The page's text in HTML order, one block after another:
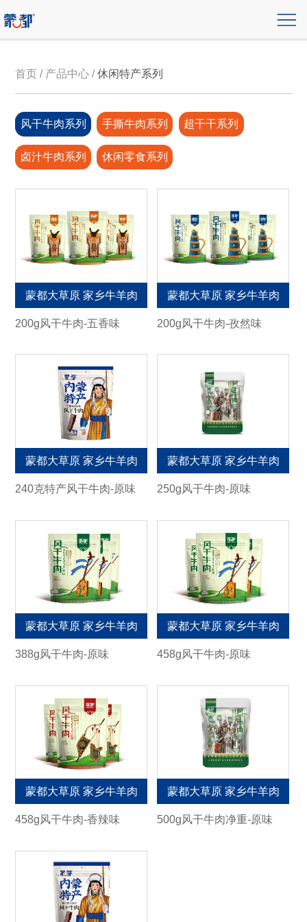
首页 / 产品中心 /休闲特产系列
风干牛肉系列 手撕牛肉系列 超干干系列
卤汁牛肉系列 休闲零食系列
蒙都大草原 家乡牛羊肉
200g风干牛肉-五香味
蒙都大草原 家乡牛羊肉
200g风干牛肉-孜然味
蒙都大草原 家乡牛羊肉
240克特产风干牛肉-原味
蒙都大草原 家乡牛羊肉
250g风干牛肉-原味
蒙都大草原 家乡牛羊肉
388g风干牛肉-原味
蒙都大草原 家乡牛羊肉
458g风干牛肉-原味
蒙都大草原 家乡牛羊肉
458g风干牛肉-香辣味
蒙都大草原 家乡牛羊肉
500g风干牛肉净重-原味